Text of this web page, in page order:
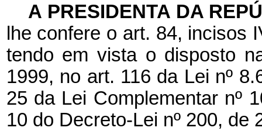
A PRESIDENTA DA
lhe confere o art. 84, incisos
tendo em vista o disposto
1999, no art. 116 da Lei nº
25 da Lei Complementar nº
10 do Decreto-Lei nº 200, de